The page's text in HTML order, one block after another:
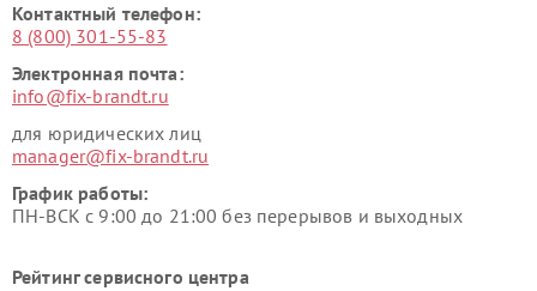
Контактный телефон:
8 (800) 301-55-83
Электронная почта:
info@fix-brandt.ru
для юридических лиц
manager@fix-brandt.ru
График работы:
ПН-ВСК с 9:00 до 21:00 без перерывов и выходных
Рейтинг сервисного центра